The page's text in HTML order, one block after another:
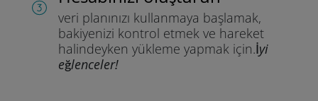
veri planınızı kullanmaya başlamak,
bakiyenizi kontrol etmek ve hareket
halindeyken yükleme yapmak için.İyi
eğlenceler!